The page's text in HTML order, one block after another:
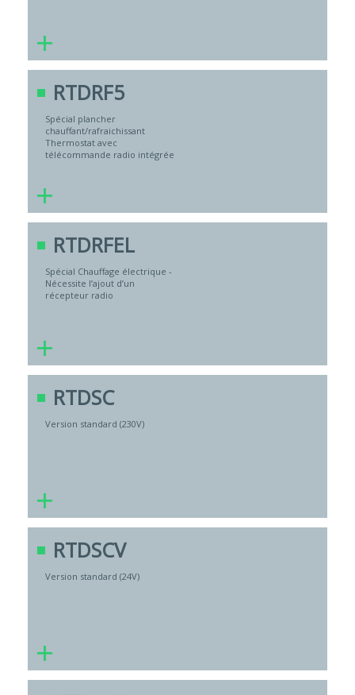
+
RTDRF5
Spécial plancher
chauffant/rafraichissant
Thermostat avec
télécommande radio intégrée
+
RTDRFEL
Spécial Chauffage électrique -
Nécessite l’ajout d’un
récepteur radio
+
RTDSC
Version standard (230V)
+
RTDSCV
Version standard (24V)
+